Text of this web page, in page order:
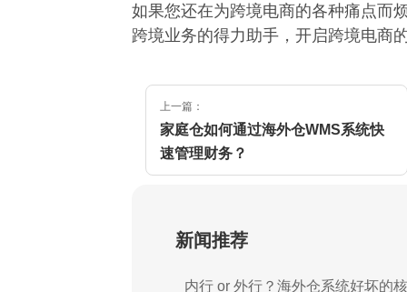
如果您还在为跨境电商的各种痛点而
跨境业务的得力助手，开启跨境电商
上一篇：
家庭仓如何通过海外仓WMS系统快
速管理财务？
新闻推荐
内行 or 外行？海外仓系统好坏的